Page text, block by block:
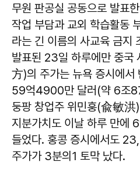
무원 판공실 공동으로 발표
작업 부담과 교외 학습활동
라는 긴 이름의 사교육 금지
발표된 23일 하루에만 중국
方)의 주가는 뉴욕 증시에서
59억4900만 달러(약 6조
둥팡 창업주 위민훙(兪敏洪
지분가치도 이날 하루 만에
들었다. 홍콩 증시에서도
주가가 3분의1 토막 났다.